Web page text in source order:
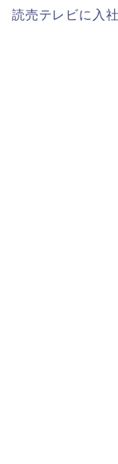
読売テレビに入